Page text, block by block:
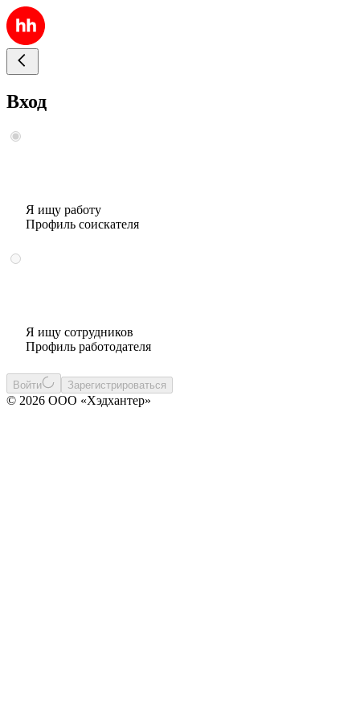
Вход
Я ищу работу
Профиль соискателя
Я ищу сотрудников
Профиль работодателя
Войти Зарегистрироваться
© 2026 ООО «Хэдхантер»